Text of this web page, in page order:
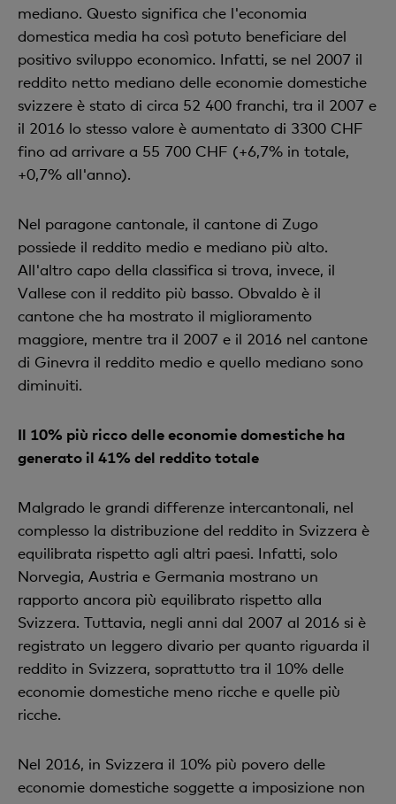
mediano. Questo significa che l'economia
domestica media ha così potuto beneficiare del
positivo sviluppo economico. Infatti, se nel 2007 il
reddito netto mediano delle economie domestiche
svizzere è stato di circa 52 400 franchi, tra il 2007 e
il 2016 lo stesso valore è aumentato di 3300 CHF
fino ad arrivare a 55 700 CHF (+6,7% in totale,
+0,7% all'anno).
Nel paragone cantonale, il cantone di Zugo
possiede il reddito medio e mediano più alto.
All'altro capo della classifica si trova, invece, il
Vallese con il reddito più basso. Obvaldo è il
cantone che ha mostrato il miglioramento
maggiore, mentre tra il 2007 e il 2016 nel cantone
di Ginevra il reddito medio e quello mediano sono
diminuiti.
Il 10% più ricco delle economie domestiche ha
generato il 41% del reddito totale
Malgrado le grandi differenze intercantonali, nel
complesso la distribuzione del reddito in Svizzera è
equilibrata rispetto agli altri paesi. Infatti, solo
Norvegia, Austria e Germania mostrano un
rapporto ancora più equilibrato rispetto alla
Svizzera. Tuttavia, negli anni dal 2007 al 2016 si è
registrato un leggero divario per quanto riguarda il
reddito in Svizzera, soprattutto tra il 10% delle
economie domestiche meno ricche e quelle più
ricche.
Nel 2016, in Svizzera il 10% più povero delle
economie domestiche soggette a imposizione non